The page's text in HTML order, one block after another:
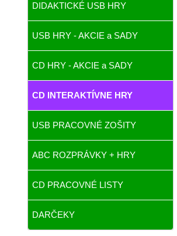
DIDAKTICKÉ USB HRY
USB HRY - AKCIE a SADY
CD HRY - AKCIE a SADY
CD INTERAKTÍVNE HRY
USB PRACOVNÉ ZOŠITY
ABC ROZPRÁVKY + HRY
CD PRACOVNÉ LISTY
DARČEKY